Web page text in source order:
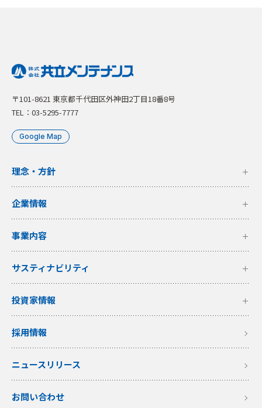
〒101-8621 東京都千代田区外神田2丁目18番8号
TEL：03-5295-7777
Google Map
理念・方針
企業情報
事業内容
サスティナビリティ
投資家情報
採用情報
ニュースリリース
お問い合わせ